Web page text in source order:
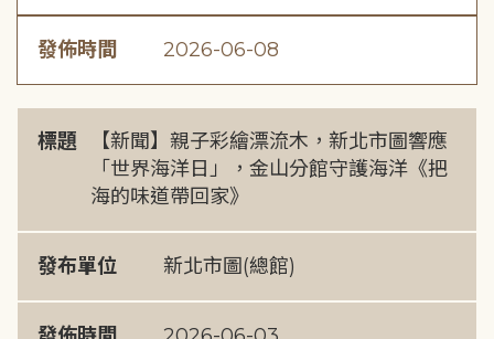
發佈時間 2026-06-08
標題
【新聞】親子彩繪漂流木，新北市圖響應
「世界海洋日」，金山分館守護海洋《把
海的味道帶回家》
發布單位 新北市圖(總館)